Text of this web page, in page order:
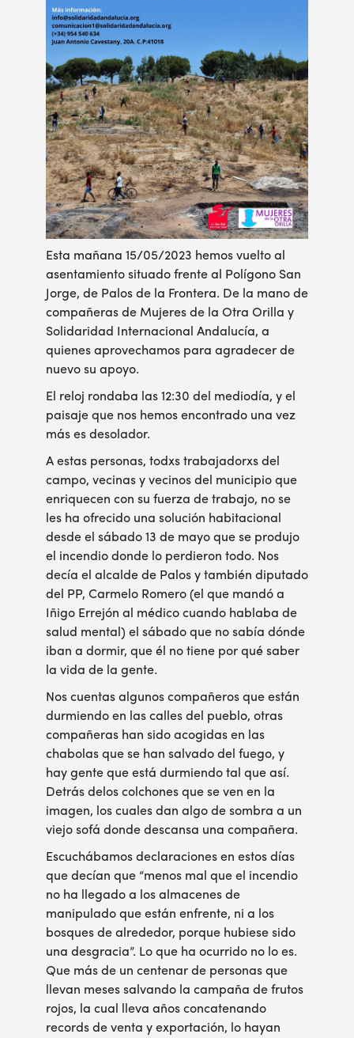
Esta mañana 15/05/2023 hemos vuelto al
asentamiento situado frente al Polígono San
Jorge, de Palos de la Frontera. De la mano de
compañeras de Mujeres de la Otra Orilla y
Solidaridad Internacional Andalucía, a
quienes aprovechamos para agradecer de
nuevo su apoyo.
El reloj rondaba las 12:30 del mediodía, y el
paisaje que nos hemos encontrado una vez
más es desolador.
A estas personas, todxs trabajadorxs del
campo, vecinas y vecinos del municipio que
enriquecen con su fuerza de trabajo, no se
les ha ofrecido una solución habitacional
desde el sábado 13 de mayo que se produjo
el incendio donde lo perdieron todo. Nos
decía el alcalde de Palos y también diputado
del PP, Carmelo Romero (el que mandó a
Iñigo Errejón al médico cuando hablaba de
salud mental) el sábado que no sabía dónde
iban a dormir, que él no tiene por qué saber
la vida de la gente.
Nos cuentas algunos compañeros que están
durmiendo en las calles del pueblo, otras
compañeras han sido acogidas en las
chabolas que se han salvado del fuego, y
hay gente que está durmiendo tal que así.
Detrás delos colchones que se ven en la
imagen, los cuales dan algo de sombra a un
viejo sofá donde descansa una compañera.
Escuchábamos declaraciones en estos días
que decían que “menos mal que el incendio
no ha llegado a los almacenes de
manipulado que están enfrente, ni a los
bosques de alrededor, porque hubiese sido
una desgracia”. Lo que ha ocurrido no lo es.
Que más de un centenar de personas que
llevan meses salvando la campaña de frutos
rojos, la cual lleva años concatenando
records de venta y exportación, lo hayan